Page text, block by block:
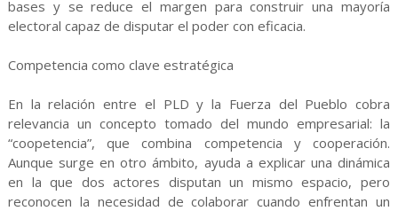
bases y se reduce el margen para construir una mayoría
electoral capaz de disputar el poder con eficacia.
Competencia como clave estratégica
En la relación entre el PLD y la Fuerza del Pueblo cobra
relevancia un concepto tomado del mundo empresarial: la
“coopetencia”, que combina competencia y cooperación.
Aunque surge en otro ámbito, ayuda a explicar una dinámica
en la que dos actores disputan un mismo espacio, pero
reconocen la necesidad de colaborar cuando enfrentan un